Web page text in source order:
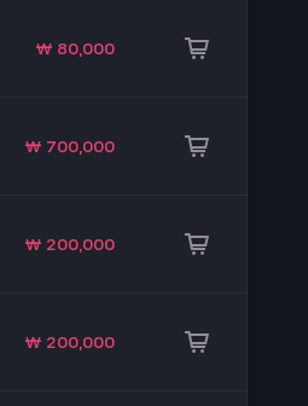
₩ 80,000
₩ 700,000
₩ 200,000
₩ 200,000